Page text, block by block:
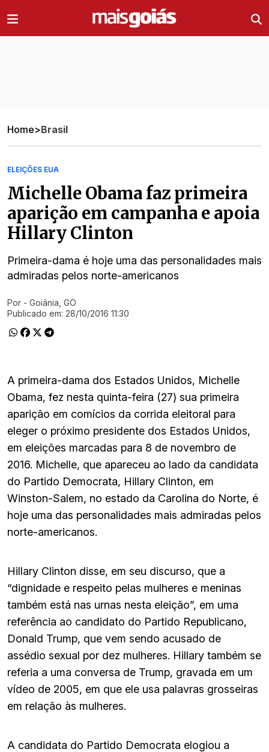
Home>Brasil
ELEIÇÕES EUA
Michelle Obama faz primeira
aparição em campanha e apoia
Hillary Clinton
Primeira-dama é hoje uma das personalidades mais
admiradas pelos norte-americanos
Ir direto pra matéria
Por - Goiânia, GO
Publicado em: 28/10/2016 11:30
A primeira-dama dos Estados Unidos, Michelle
Obama, fez nesta quinta-feira (27) sua primeira
aparição em comícios da corrida eleitoral para
eleger o próximo presidente dos Estados Unidos,
em eleições marcadas para 8 de novembro de
2016. Michelle, que apareceu ao lado da candidata
do Partido Democrata, Hillary Clinton, em
Winston-Salem, no estado da Carolina do Norte, é
hoje uma das personalidades mais admiradas pelos
norte-americanos.
Hillary Clinton disse, em seu discurso, que a
“dignidade e respeito pelas mulheres e meninas
também está nas urnas nesta eleição”, em uma
referência ao candidato do Partido Republicano,
Donald Trump, que vem sendo acusado de
assédio sexual por dez mulheres. Hillary também se
referia a uma conversa de Trump, gravada em um
vídeo de 2005, em que ele usa palavras grosseiras
em relação às mulheres.
A candidata do Partido Democrata elogiou a